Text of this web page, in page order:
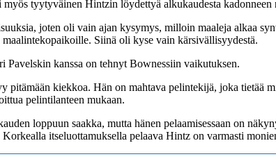
myös tyytyväinen Hintzin löydettyä alkukaudesta kadonneen
joten oli vain ajan kysymys, milloin maaleja alkaa
Siinä oli kyse vain kärsivällisyydestä.
kanssa on tehnyt Bownessiin vaikutuksen.
pitämään kiekkoa. Hän on mahtava pelintekijä, joka
pelintilanteen mukaan.
loppuun saakka, mutta hänen pelaamisessaan on
itseluottamuksella pelaava Hintz on varmasti